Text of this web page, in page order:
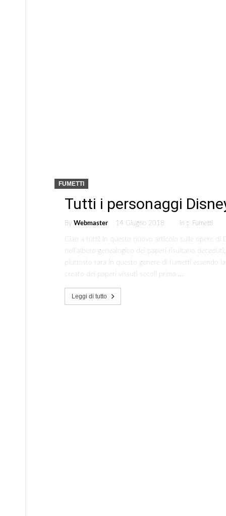
FUMETTI
Tutti i personaggi
By Webmaster 14 Giugno 2018 in : Fumetti
Ciao a tutti! In questo nuovo articolo sulle opere di
nell’albero genealogico dei paperi risultano
piuttosto rara in questo genere di fumetti essendo
creato dei paperi vissuti secoli prima …
Leggi di tutto